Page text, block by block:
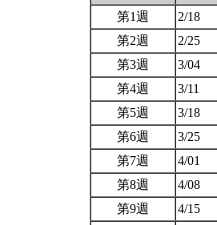
第1週
2/18
第2週
2/25
第3週
3/04
第4週
3/11
第5週
3/18
第6週
3/25
第7週
4/01
第8週
4/08
第9週
4/15